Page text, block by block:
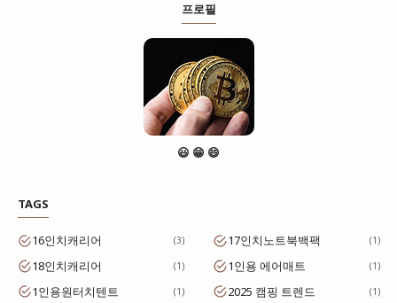
프로필
😃 😁 😄
TAGS
16인치캐리어 3 17인치노트북백팩 1
18인치캐리어 1 1인용 에어매트 1
1인용원터치텐트 1 2025 캠핑 트렌드 1